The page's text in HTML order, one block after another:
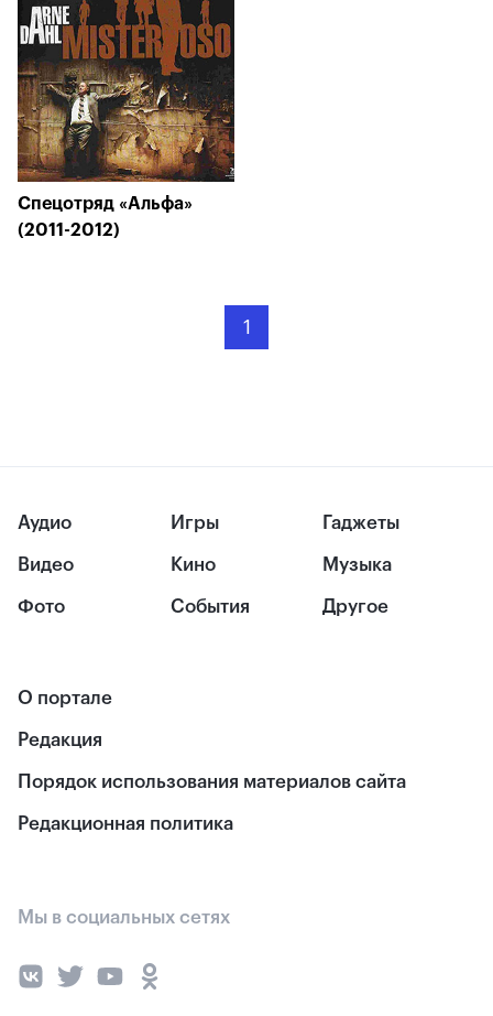
Спецотряд «Альфа»
(2011-2012)
1
Аудио
Видео
Фото
Игры
Кино
События
Гаджеты
Музыка
Другое
О портале
Редакция
Порядок использования материалов сайта
Редакционная политика
Мы в социальных сетях